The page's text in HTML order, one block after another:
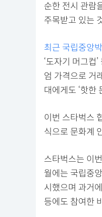
순한 전시 관람
주목받고 있는
최근 국립중앙
‘도자기 머그컵
엄 가격으로 거
대에게도 ‘핫한
이번 스타벅스
식으로 문화계
스타벅스는 이
월에는 국립중
시했으며 과거
등에도 참여한